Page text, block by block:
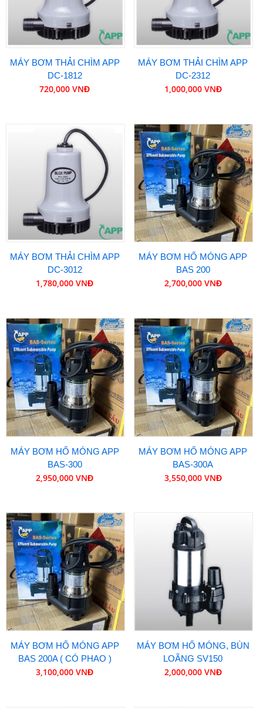
MÁY BƠM THẢI CHÌM APP
DC-1812
720,000 VNĐ
MÁY BƠM THẢI CHÌM APP
DC-2312
1,000,000 VNĐ
MÁY BƠM THẢI CHÌM APP
DC-3012
1,780,000 VNĐ
MÁY BƠM HỐ MÓNG APP
BAS 200
2,700,000 VNĐ
MÁY BƠM HỐ MÓNG APP
BAS-300
2,950,000 VNĐ
MÁY BƠM HỐ MÓNG APP
BAS-300A
3,550,000 VNĐ
MÁY BƠM HỐ MÓNG APP
BAS 200A ( CÓ PHAO )
3,100,000 VNĐ
MÁY BƠM HỐ MÓNG, BÙN
LOÃNG SV150
2,000,000 VNĐ